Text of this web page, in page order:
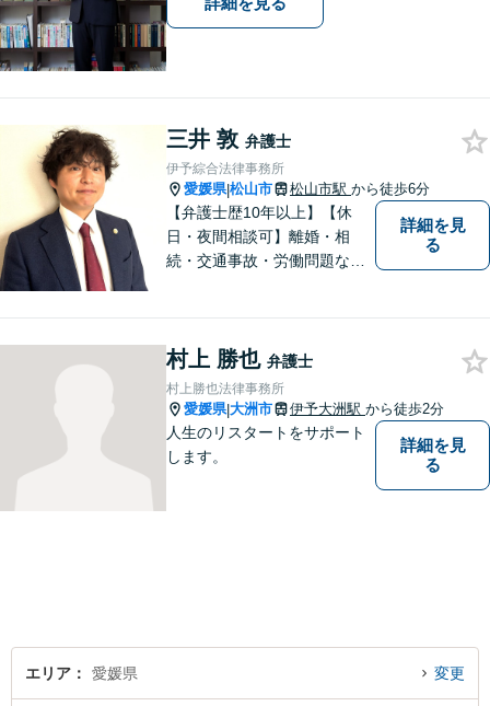
三井 敦 弁護士
伊予綜合法律事務所
愛媛県|松山市 松山市駅 から徒歩6分
【弁護士歴10年以上】【休
日・夜間相談可】離婚・相
続・交通事故・労働問題など
指します【オンライン相談
可】【松山市駅徒歩8分】
詳細を見
る
村上 勝也 弁護士
村上勝也法律事務所
愛媛県|大洲市 伊予大洲駅 から徒歩2分
人生のリスタートをサポート
します。
詳細を見
る
エリア 愛媛県 変更